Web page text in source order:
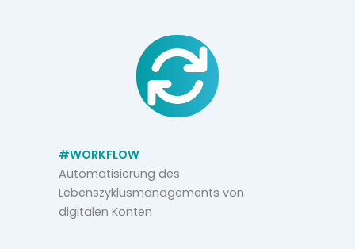
#WORKFLOW
Automatisierung des
Lebenszyklusmanagements von
digitalen Konten